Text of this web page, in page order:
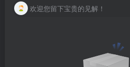
欢迎您留下宝贵的见解！